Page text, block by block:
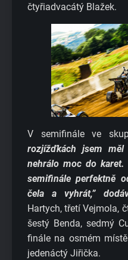
čtyřiadvacátý Blažek.
V semifinále ve
rozjížďkách jsem
nehrálo moc do
semifinále perfektně
čela a vyhrát,”
Hartych, třetí Vejmola,
šestý Benda, sedmý
finále na osmém
jedenáctý Jiřička.